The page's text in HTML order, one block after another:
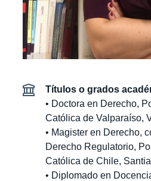
Títulos o grados
• Doctora en Derecho,
Católica de Valparaíso,
• Magister en Derecho,
Derecho Regulatorio,
Católica de Chile,
• Diplomado en